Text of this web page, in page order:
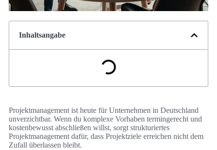
Inhaltsangabe
Projektmanagement ist heute für Unternehmen in Deutschland
unverzichtbar. Wenn du komplexe Vorhaben termingerecht und
kostenbewusst abschließen willst, sorgt strukturiertes
Projektmanagement dafür, dass Projektziele erreichen nicht dem
Zufall überlassen bleibt.